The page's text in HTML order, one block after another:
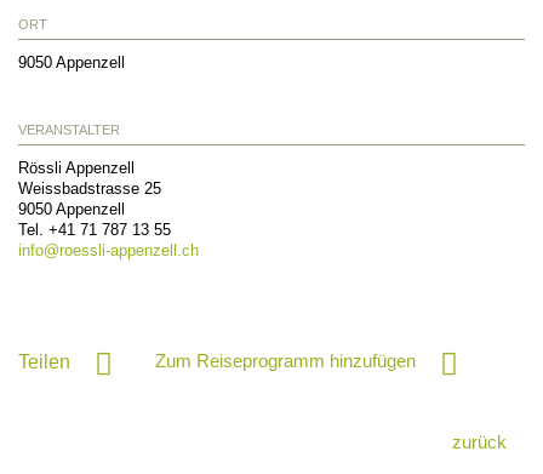
ORT
9050 Appenzell
VERANSTALTER
Rössli Appenzell
Weissbadstrasse 25
9050 Appenzell
Tel. +41 71 787 13 55
info@roessli-appenzell.ch
Teilen Zum Reiseprogramm hinzufügen
zurück